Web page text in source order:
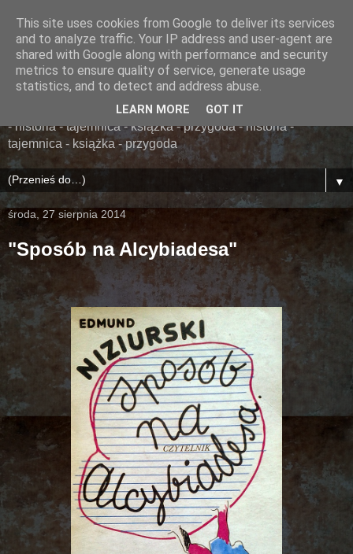
......... ZAPOMNIANA
BIBLIOTEKA ........
książka - przygoda - historia - tajemnica - książka - przygoda
- historia - tajemnica - książka - przygoda - historia -
tajemnica - książka - przygoda
▼
środa, 27 sierpnia 2014
"Sposób na Alcybiadesa"
This site uses cookies from Google to deliver its services
and to analyze traffic. Your IP address and user-agent are
shared with Google along with performance and security
metrics to ensure quality of service, generate usage
statistics, and to detect and address abuse.
LEARN MORE GOT IT